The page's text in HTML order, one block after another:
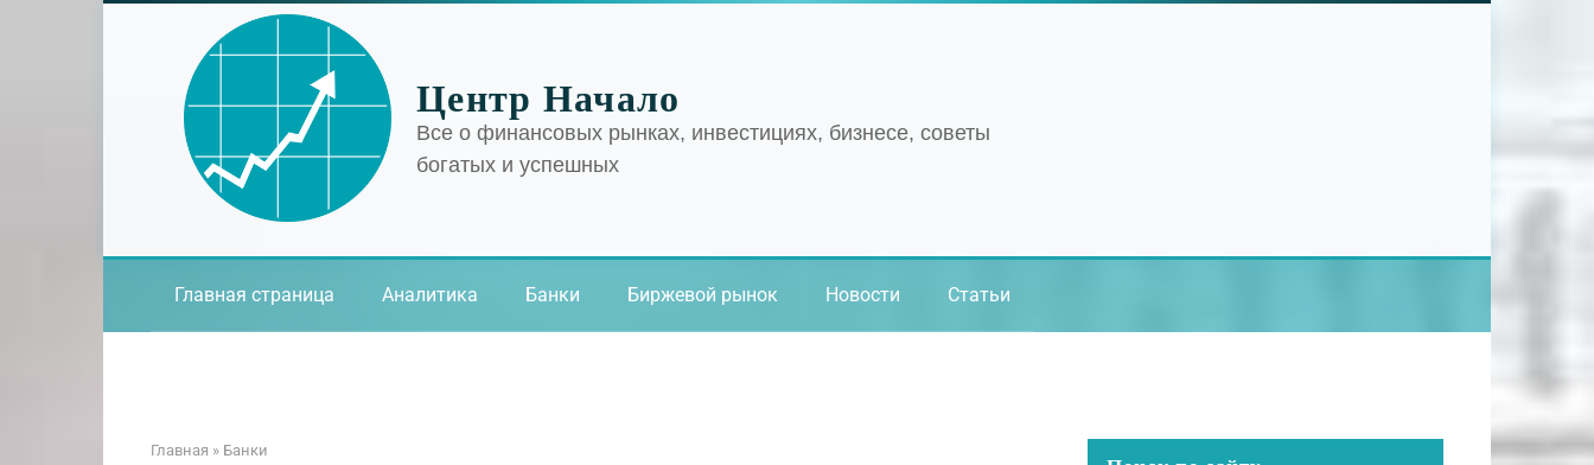
Центр Начало
Все о финансовых рынках, инвестициях, бизнесе, советы
богатых и успешных
Главная страница Аналитика Банки Биржевой рынок Новости Статьи
Главная » Банки